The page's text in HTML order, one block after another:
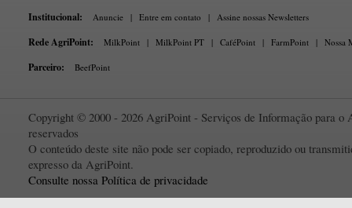
Institucional: Anuncie | Entre em contato | Assine nossas Newsletters
Rede AgriPoint: MilkPoint | MilkPoint PT | CaféPoint | FarmPoint | Nossa
Parceiro: BeefPoint
Copyright © 2000 - 2026 AgriPoint - Serviços de Informação para o
reservados
O conteúdo deste site não pode ser copiado, reproduzido ou
expresso da AgriPoint.
Consulte nossa Política de privacidade